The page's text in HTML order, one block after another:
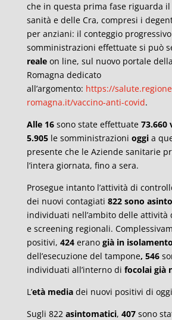
che in questa prima fase riguarda
sanità e delle Cra, compresi i
per anziani: il conteggio
somministrazioni effettuate si può
realeon line, sul nuovo portale
Romagna dedicato
all’argomento: https://
romagna.it/vaccino-anti-covid.
Alle 16sono state effettuate 73.660
5.905 le somministrazioni oggia
presente che le Aziende sanitarie
l’intera giornata, fino a sera.
Prosegue intanto l’attività di
dei nuovi contagiati 822 sono
individuati nell’ambito delle attività
e screening regionali.
positivi, 424erano già in isolamento
dell’esecuzione del tampone, 546
individuati all’interno di focolai già
L’età media dei nuovi positivi di
Sugli 822 asintomatici, 407 sono